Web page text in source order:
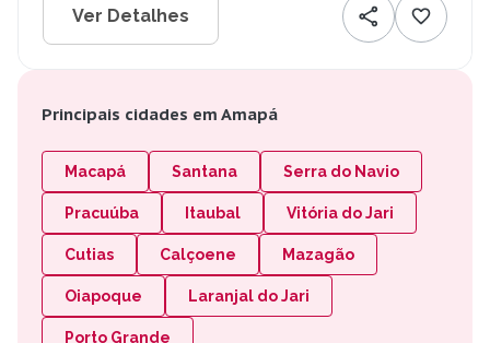
Ver Detalhes
Principais cidades em Amapá
Macapá Santana Serra do Navio
Pracuúba Itaubal Vitória do Jari
Cutias Calçoene Mazagão
Oiapoque Laranjal do Jari
Porto Grande